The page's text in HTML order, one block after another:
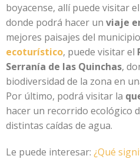
boyacense, allí puede visitar el
donde podrá hacer un viaje
mejores paisajes del
ecoturístico, puede visitar el
Serranía de las Quinchas,
biodiversidad de la zona en
Por último, podrá visitar la
hacer un recorrido ecológico
distintas caídas de agua.
Le puede interesar: ¿Qué